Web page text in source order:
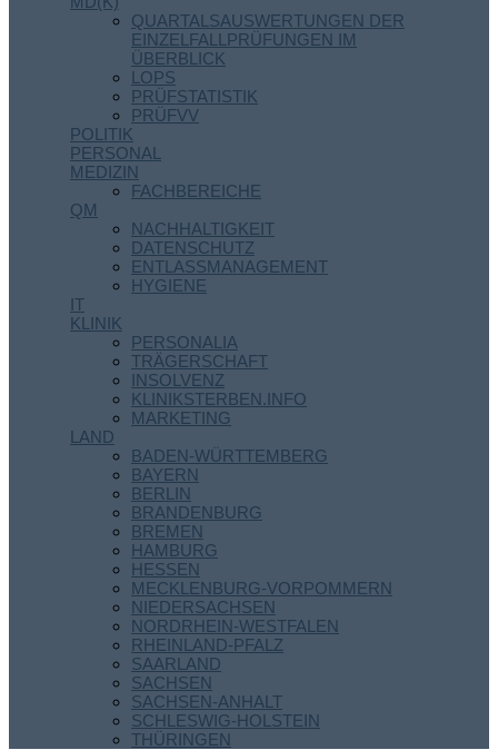
QUARTALSAUSWERTUNGEN DER
EINZELFALLPRÜFUNGEN IM
ÜBERBLICK
LOPS
PRÜFSTATISTIK
PRÜFVV
POLITIK
PERSONAL
MEDIZIN
FACHBEREICHE
QM
NACHHALTIGKEIT
DATENSCHUTZ
ENTLASSMANAGEMENT
HYGIENE
IT
KLINIK
PERSONALIA
TRÄGERSCHAFT
INSOLVENZ
KLINIKSTERBEN.INFO
MARKETING
LAND
BADEN-WÜRTTEMBERG
BAYERN
BERLIN
BRANDENBURG
BREMEN
HAMBURG
HESSEN
MECKLENBURG-VORPOMMERN
NIEDERSACHSEN
NORDRHEIN-WESTFALEN
RHEINLAND-PFALZ
SAARLAND
SACHSEN
SACHSEN-ANHALT
SCHLESWIG-HOLSTEIN
THÜRINGEN